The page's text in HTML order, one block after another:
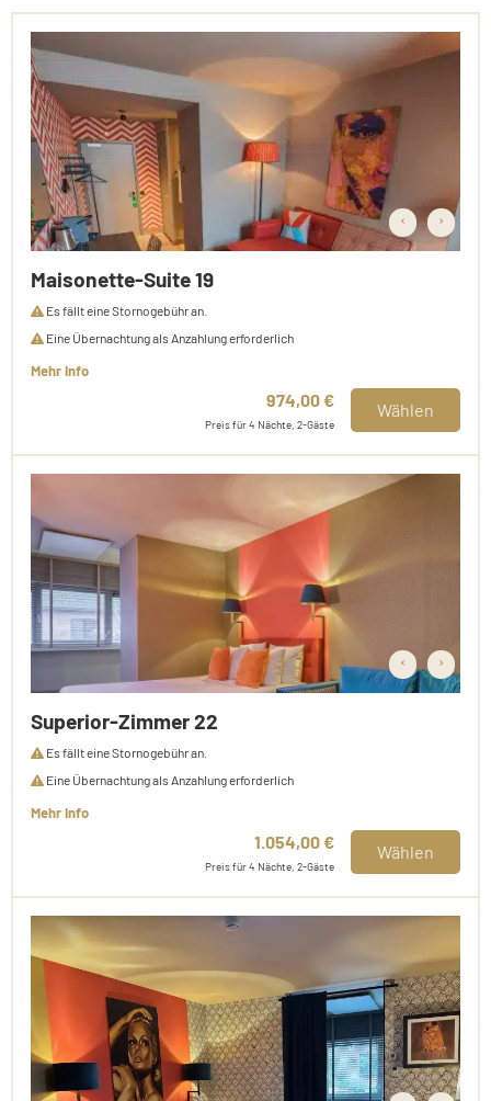
‹ ›
Maisonette-Suite 19
Es fällt eine Stornogebühr an.
Eine Übernachtung als Anzahlung erforderlich
Mehr Info
974,00 €
Preis für 4 Nächte, 2-Gäste
Wählen
‹ ›
Superior-Zimmer 22
Es fällt eine Stornogebühr an.
Eine Übernachtung als Anzahlung erforderlich
Mehr Info
1.054,00 €
Preis für 4 Nächte, 2-Gäste
Wählen